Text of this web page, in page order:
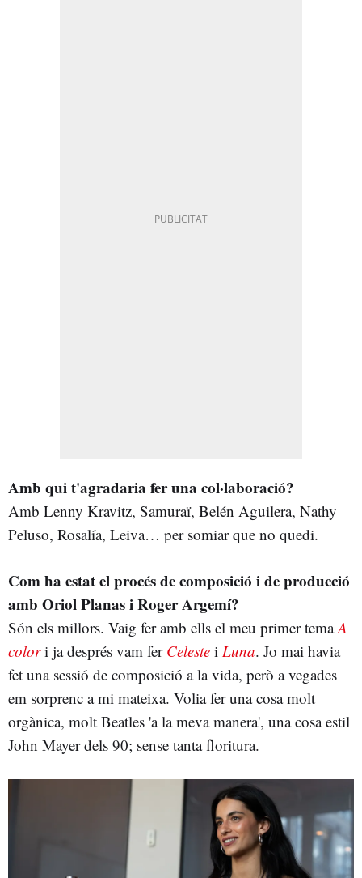
Amb qui t'agradaria fer una col·laboració?
Amb Lenny Kravitz, Samuraï, Belén Aguilera, Nathy
Peluso, Rosalía, Leiva… per somiar que no quedi.
Com ha estat el procés de composició i de producció
amb Oriol Planas i Roger Argemí?
Són els millors. Vaig fer amb ells el meu primer tema A
color i ja després vam fer Celeste i Luna. Jo mai havia
fet una sessió de composició a la vida, però a vegades
em sorprenc a mi mateixa. Volia fer una cosa molt
orgànica, molt Beatles 'a la meva manera', una cosa estil
John Mayer dels 90; sense tanta floritura.